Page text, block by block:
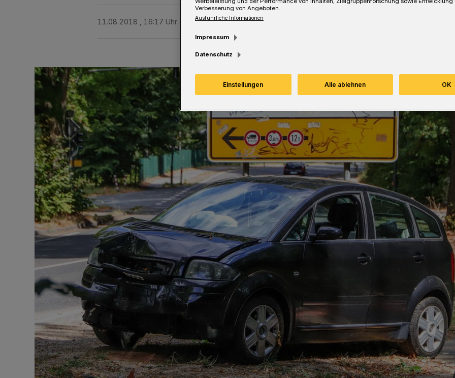
11.08.2018 , 16:17 Uhr Eine Minute Lesezeit
Verbesserung von Angeboten.
Ausführliche Informationen
Impressum
Datenschutz
Einstellungen Alle ablehnen OK